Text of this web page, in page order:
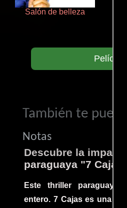
Salón de belleza
Películas
También te
Notas
Descubre la
paraguaya "7 Cajas"
Este thriller paraguayo
entero. 7 Cajas es una